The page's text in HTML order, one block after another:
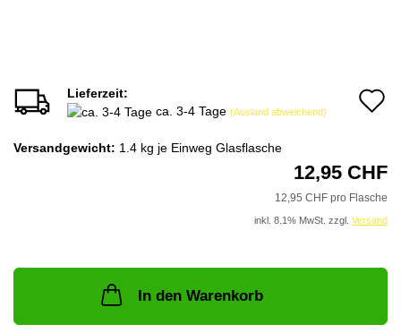
Lieferzeit:
ca. 3-4 Tage (Ausland abweichend)
Versandgewicht: 1.4 kg je Einweg Glasflasche
12,95 CHF
12,95 CHF pro Flasche
inkl. 8.1% MwSt. zzgl. Versand
In den Warenkorb